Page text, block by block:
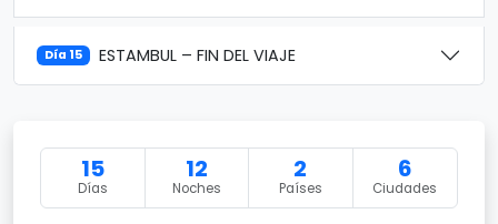
Día 15 ESTAMBUL – FIN DEL VIAJE
15
Días
12
Noches
2
Países
6
Ciudades